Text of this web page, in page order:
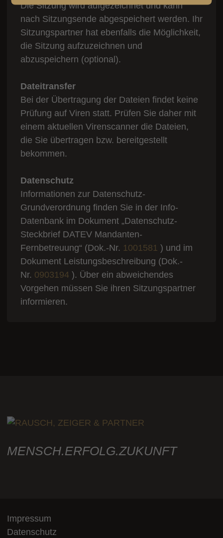
Die Sitzung wird aufgezeichnet und kann
nach Sitzungsende abgespeichert werden. Ihr
Sitzungspartner hat ebenfalls die Möglichkeit,
die Sitzung aufzuzeichnen und
abzuspeichern (optional).
Dateitransfer
Bei der Übertragung der Dateien findet keine
Prüfung auf Viren statt. Prüfen Sie daher mit
einem aktuellen Virenscanner die Dateien,
die Sie übertragen bzw. bereitgestellt
bekommen.
Datenschutz
Informationen zur Datenschutz-
Grundverordnung finden Sie in der Info-
Datenbank im Dokument „Datenschutz-
Steckbrief DATEV Mandanten-
Fernbetreuung“ (Dok.-Nr. 1001581 ) und im
Dokument Leistungsbeschreibung (Dok.-
Nr. 0903194 ). Über ein abweichendes
Vorgehen müssen Sie ihren Sitzungspartner
informieren.
MENSCH.ERFOLG.ZUKUNFT
Impressum
Datenschutz